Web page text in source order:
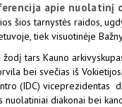
apie nuolatinį
šios tarnystės raidos,
tiek visuotinėje
tars Kauno
bei svečias iš
(IDC) viceprezidentas
diakonai bei